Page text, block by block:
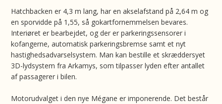
Hatchbacken er 4,3 m lang, har en akselafstand på 2,64 m og
en sporvidde på 1,55, så gokartfornemmelsen bevares.
Interiøret er bearbejdet, og der er parkeringssensorer i
kofangerne, automatisk parkeringsbremse samt et nyt
hastighedsadvarselsystem. Man kan bestille et skræddersyet
3D-lydsystem fra Arkamys, som tilpasser lyden efter antallet
af passagerer i bilen.
Motorudvalget i den nye Mégane er imponerende. Det består